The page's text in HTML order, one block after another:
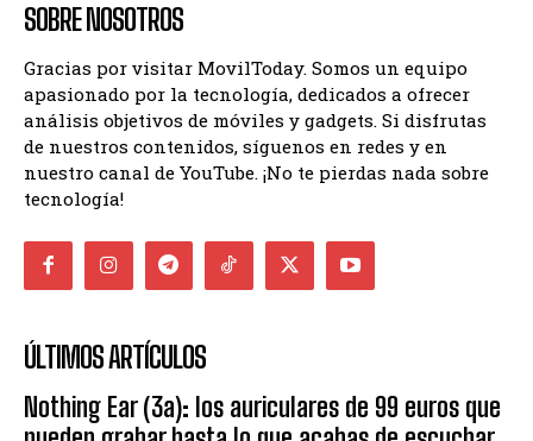
SOBRE NOSOTROS
Gracias por visitar MovilToday. Somos un equipo
apasionado por la tecnología, dedicados a ofrecer
análisis objetivos de móviles y gadgets. Si disfrutas
de nuestros contenidos, síguenos en redes y en
nuestro canal de YouTube. ¡No te pierdas nada sobre
tecnología!
ÚLTIMOS ARTÍCULOS
Nothing Ear (3a): los auriculares de 99 euros que